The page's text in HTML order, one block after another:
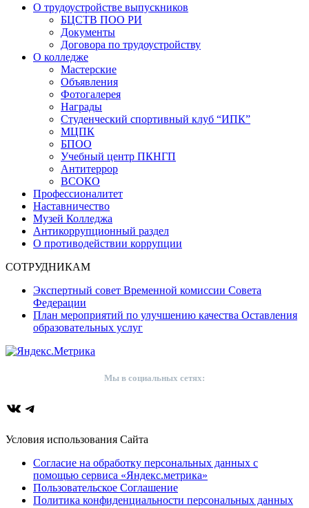
О трудоустройстве выпускников
БЦСТВ ПОО РИ
Документы
Договора по трудоустройству
О колледже
Мастерские
Объявления
Фотогалерея
Награды
Студенческий спортивный клуб “ИПК”
МЦПК
БПОО
Учебный центр ПКНГП
Антитеррор
ВСОКО
Профессионалитет
Наставничество
Музей Колледжа
Антикоррупционный раздел
О противодействии коррупции
СОТРУДНИКАМ
Экспертный совет Временной комиссии Совета
Федерации
План мероприятий по улучшению качества Оставления
образовательных услуг
Мы в социальных сетях:
ВКонтакте
Telegram
Условия использования Сайта
Согласие на обработку персональных данных с
помощью сервиса «Яндекс.метрика»
Пользовательское Соглашение
Политика конфиденциальности персональных данных